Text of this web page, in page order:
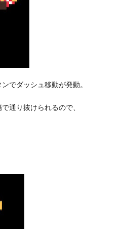
でダッシュ移動が発動。
通り抜けられるので、